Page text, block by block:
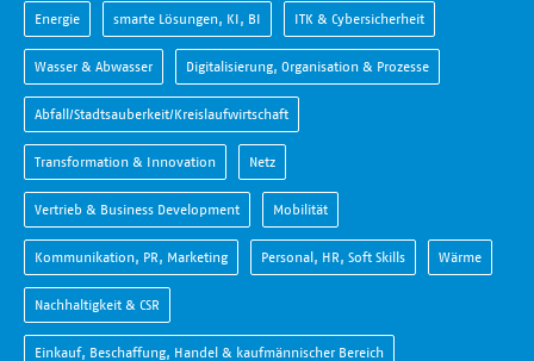
Energie smarte Lösungen, KI, BI ITK & Cybersicherheit
Wasser & Abwasser Digitalisierung, Organisation & Prozesse
Abfall/Stadtsauberkeit/Kreislaufwirtschaft
Transformation & Innovation Netz
Vertrieb & Business Development Mobilität
Kommunikation, PR, Marketing Personal, HR, Soft Skills Wärme
Nachhaltigkeit & CSR
Einkauf, Beschaffung, Handel & kaufmännischer Bereich